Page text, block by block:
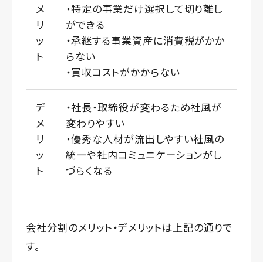
メ
リ
ッ
ト
・特定の事業だけ選択して切り離し
ができる
・承継する事業資産に消費税がかか
らない
・買収コストがかからない
デ
メ
リ
ッ
ト
・社長・取締役が変わるため社風が
変わりやすい
・優秀な人材が流出しやすい社風の
統一や社内コミュニケーションがし
づらくなる
会社分割のメリット・デメリットは上記の通りで
す。